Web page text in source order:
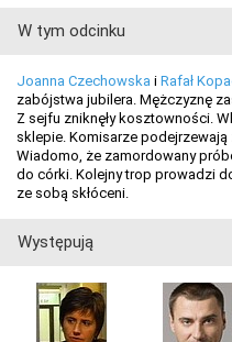
W tym odcinku
Joanna Czechowska i Rafał
zabójstwa jubilera. Mężczyznę
Z sejfu zniknęły kosztowności.
sklepie. Komisarze podejrzewają
Wiadomo, że zamordowany
do córki. Kolejny trop prowadzi
ze sobą skłóceni.
Występują